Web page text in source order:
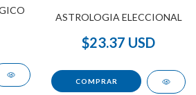
ASTROLOGIA ELECCIONAL
$23.37 USD